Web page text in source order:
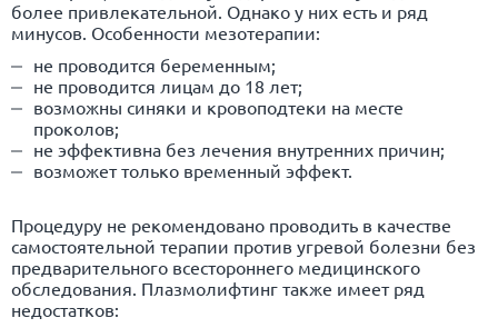
более привлекательной. Однако у них есть и ряд
минусов. Особенности мезотерапии:
не проводится беременным;
не проводится лицам до 18 лет;
возможны синяки и кровоподтеки на месте
проколов;
не эффективна без лечения внутренних причин;
возможет только временный эффект.
Процедуру не рекомендовано проводить в качестве
самостоятельной терапии против угревой болезни без
предварительного всестороннего медицинского
обследования. Плазмолифтинг также имеет ряд
недостатков: